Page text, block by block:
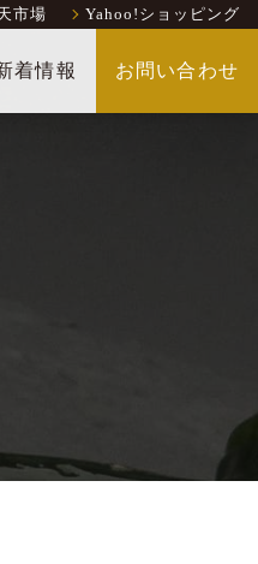
市場 Yahoo!ショッピング
お問い合わせ
着情報